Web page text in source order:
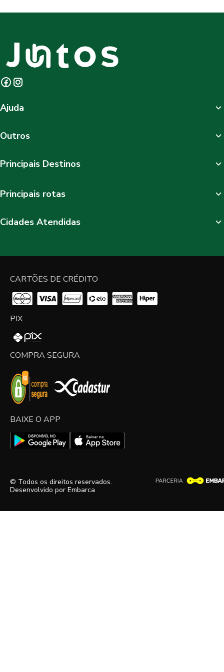
Ajuda
Outros
Principais Destinos
Principais rotas
Cidades Atendidas
CARTÕES DE CRÉDITO
PIX
COMPRA SEGURA
BAIXE O APP
© Todos os direitos reservados.
Desenvolvido por Embarca